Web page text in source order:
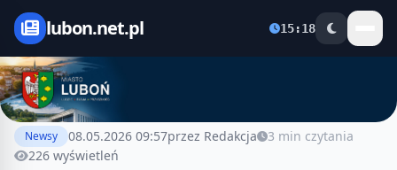
lubon.net.pl 15:18
Newsy 08.05.2026 09:57przez Redakcja
3 min czytania
226 wyświetleń